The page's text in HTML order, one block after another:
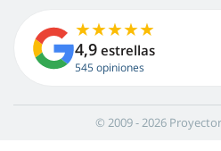
4,9 estrellas
545 opiniones
© 2009 - 2026